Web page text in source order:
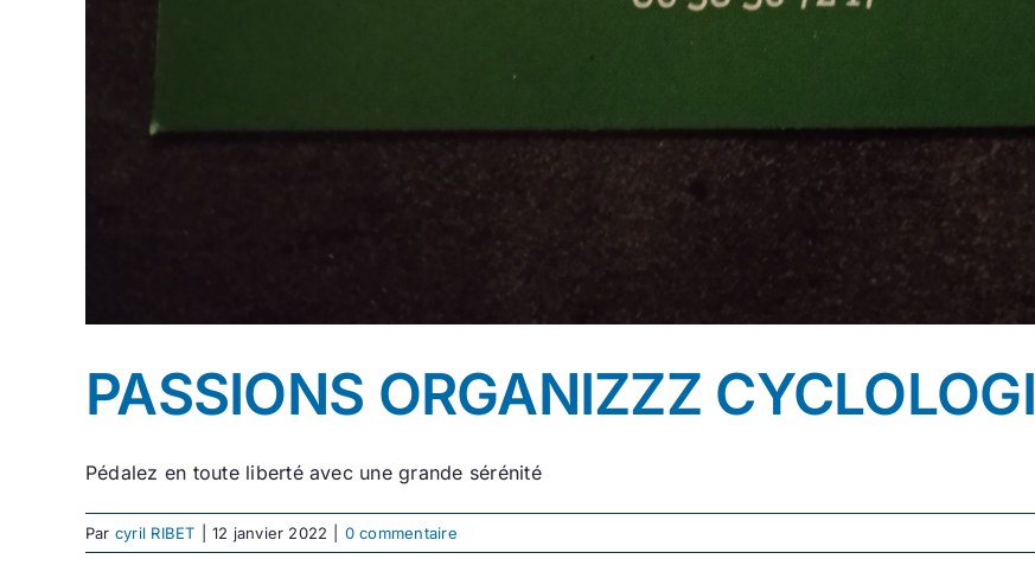
PASSIONS ORGANIZZZ
Pédalez en toute liberté avec une grande sérénité
Par cyril RIBET 12 janvier 2022 0 commentaire